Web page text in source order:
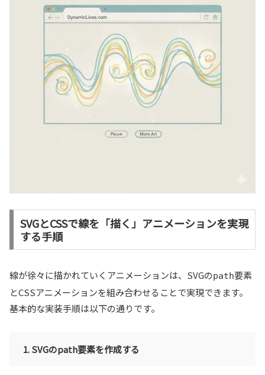
SVGとCSSで線を「描く」アニメーションを実現
する手順
線が徐々に描かれていくアニメーションは、SVGのpath要素
とCSSアニメーションを組み合わせることで実現できます。
基本的な実装手順は以下の通りです。
1. SVGのpath要素を作成する